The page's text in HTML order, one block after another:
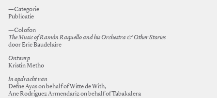
—Categorie
Publicatie
—Colofon
The Music of Ramón Raquello and his Orchestra & Other Stories
door Eric Baudelaire
Ontwerp
Kristin Metho
In opdracht van
Defne Ayas on behalf of Witte de With,
Ane Rodríguez Armendariz on behalf of Tabakalera